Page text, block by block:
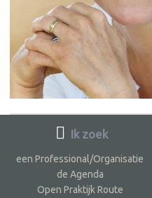
Ik zoek
een Professional/Organisatie
de Agenda
Open Praktijk Route